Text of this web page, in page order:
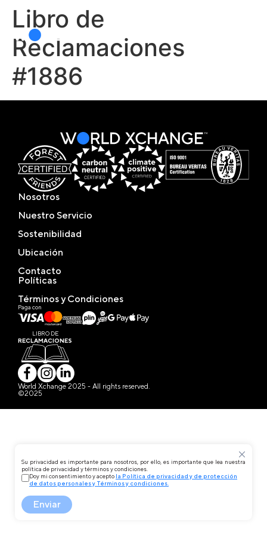
Su privacidad es importante para nosotros, por ello, es importante que lea nuestra
política de privacidad y términos y condiciones.
Doy mi consentimiento y acepto la Política de privacidad y de protección
de datos personales y Términos y condiciones.
Enviar
Libro de
Reclamaciones
#1886
Nosotros
Nuestro Servicio
Sostenibilidad
Ubicación
Contacto
Políticas
Términos y Condiciones
Paga con
LIBRO DE
RECLAMACIONES
World Xchange 2025 - All rights reserved.
©2025